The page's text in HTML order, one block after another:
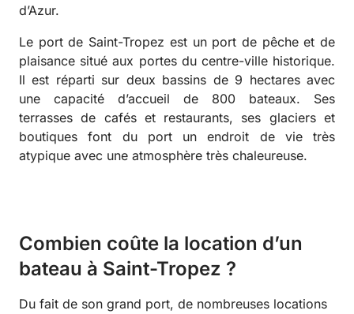
d’Azur.
Le port de Saint-Tropez est un port de pêche et de
plaisance situé aux portes du centre-ville historique.
Il est réparti sur deux bassins de 9 hectares avec
une capacité d’accueil de 800 bateaux. Ses
terrasses de cafés et restaurants, ses glaciers et
boutiques font du port un endroit de vie très
atypique avec une atmosphère très chaleureuse.
Combien coûte la location d’un
bateau à Saint-Tropez ?
Du fait de son grand port, de nombreuses locations